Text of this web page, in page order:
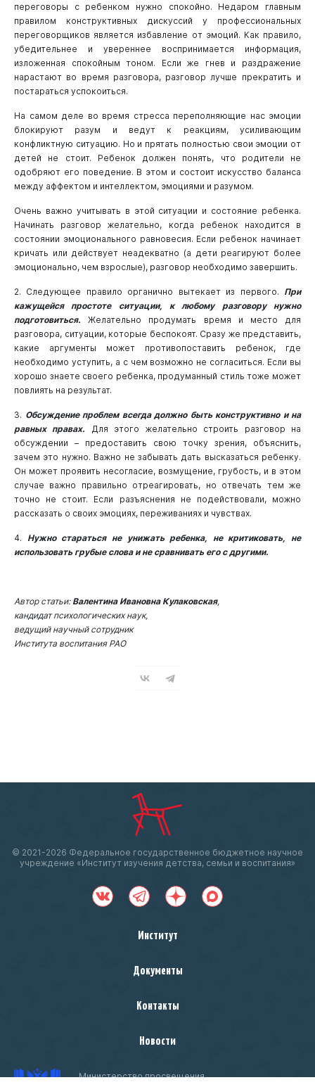
переговоры с ребенком нужно спокойно. Недаром главным
правилом конструктивных дискуссий у профессиональных
переговорщиков является избавление от эмоций. Как правило,
убедительнее и увереннее воспринимается информация,
изложенная спокойным тоном. Если же гнев и раздражение
нарастают во время разговора, разговор лучше прекратить и
постараться успокоиться.
На самом деле во время стресса переполняющие нас эмоции
блокируют разум и ведут к реакциям, усиливающим
конфликтную ситуацию. Но и прятать полностью свои эмоции от
детей не стоит. Ребенок должен понять, что родители не
одобряют его поведение. В этом и состоит искусство баланса
между аффектом и интеллектом, эмоциями и разумом.
Очень важно учитывать в этой ситуации и состояние ребенка.
Начинать разговор желательно, когда ребенок находится в
состоянии эмоционального равновесия. Если ребенок начинает
кричать или действует неадекватно (а дети реагируют более
эмоционально, чем взрослые), разговор необходимо завершить.
2. Следующее правило органично вытекает из первого. При
кажущейся простоте ситуации, к любому разговору нужно
подготовиться. Желательно продумать время и место для
разговора, ситуации, которые беспокоят. Сразу же представить,
какие аргументы может противопоставить ребенок, где
необходимо уступить, а с чем возможно не согласиться. Если вы
хорошо знаете своего ребенка, продуманный стиль тоже может
повлиять на результат.
3. Обсуждение проблем всегда должно быть конструктивно и на
равных правах. Для этого желательно строить разговор на
обсуждении – предоставить свою точку зрения, объяснить,
зачем это нужно. Важно не забывать дать высказаться ребенку.
Он может проявить несогласие, возмущение, грубость, и в этом
случае важно правильно отреагировать, но отвечать тем же
точно не стоит. Если разъяснения не подействовали, можно
рассказать о своих эмоциях, переживаниях и чувствах.
4. Нужно стараться не унижать ребенка, не критиковать, не
использовать грубые слова и не сравнивать его с другими.
Автор статьи: Валентина Ивановна Кулаковская,
кандидат психологических наук,
ведущий научный сотрудник
Института воспитания РАО
© 2021-2026 Федеральное государственное бюджетное научное
учреждение «Институт изучения детства, семьи и воспитания»
Институт
Документы
Контакты
Новости
Министерство просвещения